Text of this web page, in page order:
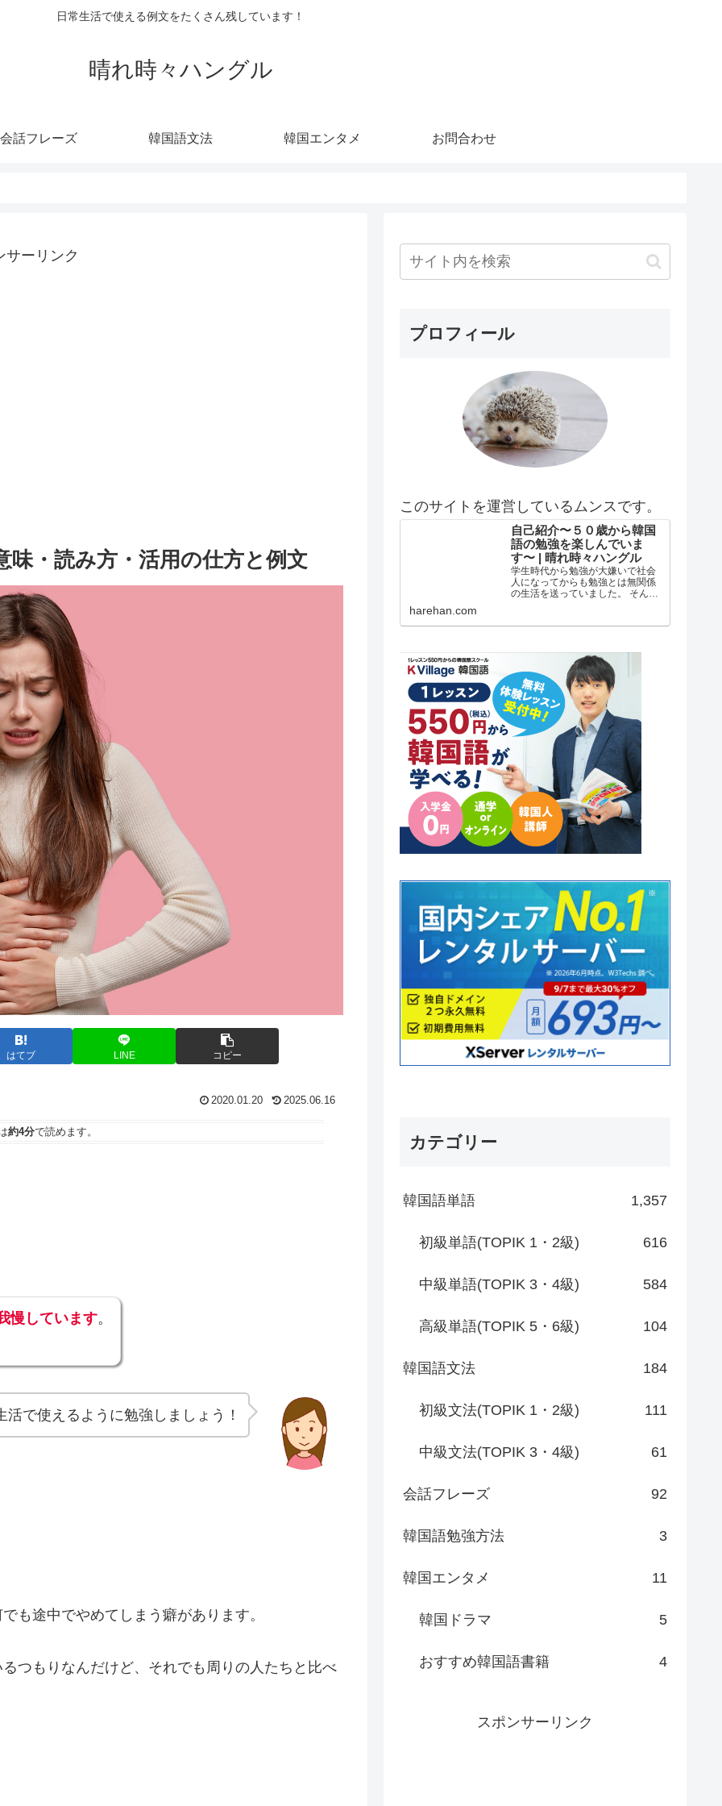
日常生活で使える例文をたくさん残しています！
晴れ時々ハングル
会話フレーズ 韓国語文法 韓国エンタメ お問合わせ
サーリンク
味・読み方・活用の仕方と例文
はてブ LINE コピー
2020.01.20 2025.06.16
約4分で読めます。
慢しています。
活で使えるように勉強しましょう！
も途中でやめてしまう癖があります。
つもりなんだけど、それでも周りの人たちと比べ
プロフィール
このサイトを運営しているムンスです。
自己紹介〜５０歳から韓国
語の勉強を楽しんでいま
す〜 | 晴れ時々ハングル
学生時代から勉強が大嫌いで社会
人になってからも勉強とは無関係
の生活を送っていました。 そんな
す。 在日韓国人３世で小さい頃は
学校低学年？の頃まで自
harehan.com
カテゴリー
韓国語単語 1,357
初級単語(TOPIK 1・2級) 616
中級単語(TOPIK 3・4級) 584
高級単語(TOPIK 5・6級) 104
韓国語文法 184
初級文法(TOPIK 1・2級) 111
中級文法(TOPIK 3・4級) 61
会話フレーズ 92
韓国語勉強方法 3
韓国エンタメ 11
韓国ドラマ 5
おすすめ韓国語書籍 4
スポンサーリンク